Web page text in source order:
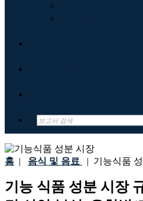
홈 | 음식 및 음료 | 기능식품
기능 식품 성분 시장